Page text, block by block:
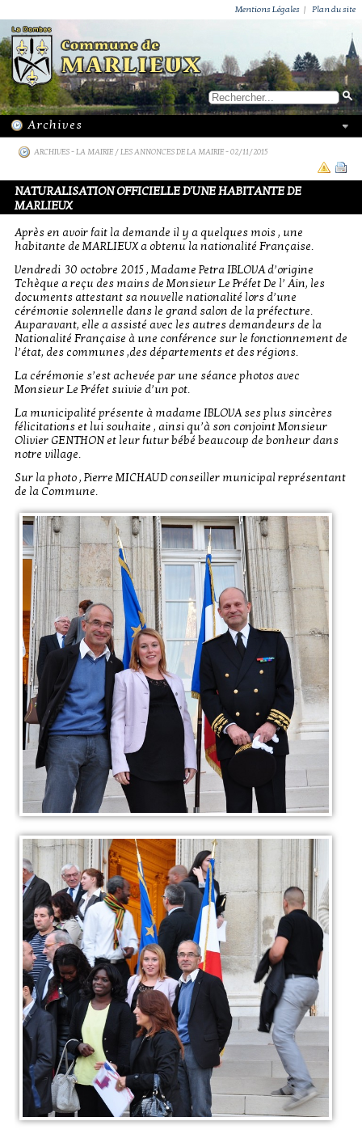
Mentions Légales | Plan du site
ARCHIVES-LA MAIRIE / LES ANNONCES DE LA MAIRIE- 02/11/2015
NATURALISATION OFFICIELLE D'UNE HABITANTE DE
MARLIEUX
Après en avoir fait la demande il y a quelques mois , une
habitante de MARLIEUX a obtenu la nationalité Française.
Vendredi 30 octobre 2015 , Madame Petra IBLOVA d’origine
Tchèque a reçu des mains de Monsieur Le Préfet De l’ Ain, les
documents attestant sa nouvelle nationalité lors d’une
cérémonie solennelle dans le grand salon de la préfecture.
Auparavant, elle a assisté avec les autres demandeurs de la
Nationalité Française à une conférence sur le fonctionnement de
l’état, des communes ,des départements et des régions.
La cérémonie s’est achevée par une séance photos avec
Monsieur Le Préfet suivie d’un pot.
La municipalité présente à madame IBLOVA ses plus sincères
félicitations et lui souhaite , ainsi qu’à son conjoint Monsieur
Olivier GENTHON et leur futur bébé beaucoup de bonheur dans
notre village.
Sur la photo , Pierre MICHAUD conseiller municipal représentant
de la Commune.